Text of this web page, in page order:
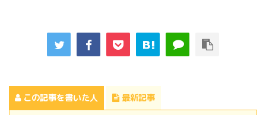
この記事を書いた人 最新記事